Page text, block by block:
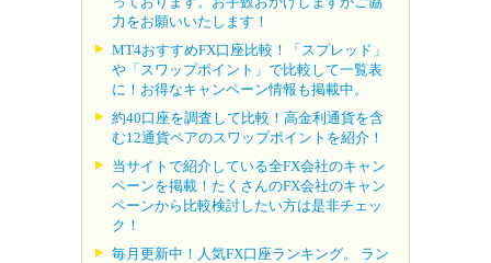
力をお願いいたします！
MT4おすすめFX口座比較！「スプレッド」
や「スワップポイント」で比較して一覧表
に！お得なキャンペーン情報も掲載中。
約40口座を調査して比較！高金利通貨を含
む12通貨ペアのスワップポイントを紹介！
当サイトで紹介している全FX会社のキャン
ペーンを掲載！たくさんのFX会社のキャン
ペーンから比較検討したい方は是非チェッ
ク！
毎月更新中！人気FX口座ランキング。 ラン